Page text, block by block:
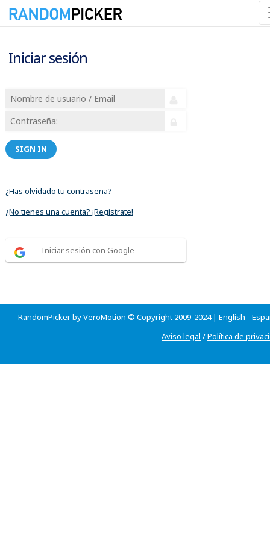
Iniciar sesión
SIGN IN
¿Has olvidado tu contraseña?
¿No tienes una cuenta? ¡Regístrate!
Iniciar sesión con Google
RandomPicker by VeroMotion © Copyright 2009-2024 | English -
Aviso legal /Política de